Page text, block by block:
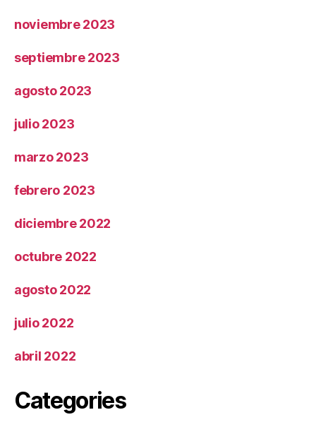
noviembre 2023
septiembre 2023
agosto 2023
julio 2023
marzo 2023
febrero 2023
diciembre 2022
octubre 2022
agosto 2022
julio 2022
abril 2022
Categories